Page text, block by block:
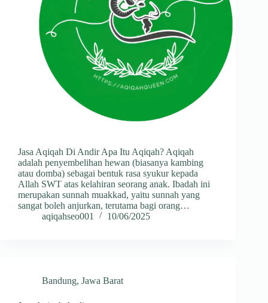
Jasa Aqiqah Di Andir Apa Itu Aqiqah? Aqiqah
adalah penyembelihan hewan (biasanya kambing
atau domba) sebagai bentuk rasa syukur kepada
Allah SWT atas kelahiran seorang anak. Ibadah ini
merupakan sunnah muakkad, yaitu sunnah yang
sangat boleh anjurkan, terutama bagi orang…
aqiqahseo001
10/06/2025
Bandung, Jawa Barat